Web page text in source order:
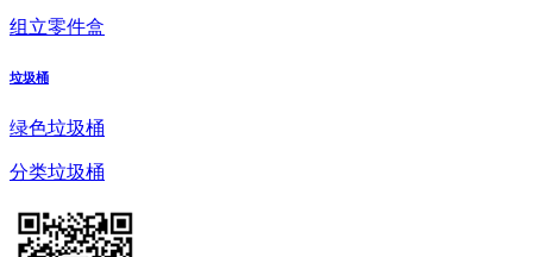
组立零件盒
垃圾桶
绿色垃圾桶
分类垃圾桶